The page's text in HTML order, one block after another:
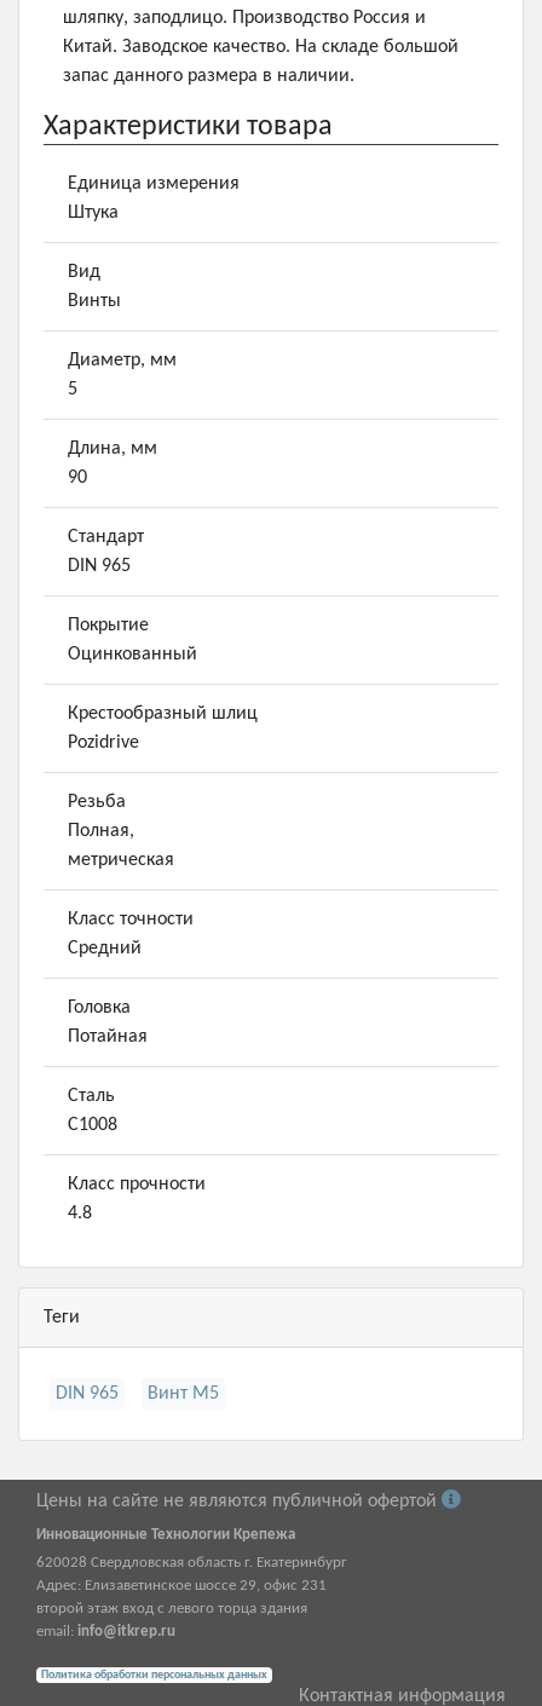
шляпку, заподлицо. Производство Россия и
Китай. Заводское качество. На складе большой
запас данного размера в наличии.
Характеристики товара
Единица измерения
Штука
Вид
Винты
Диаметр, мм
5
Длина, мм
90
Стандарт
DIN 965
Покрытие
Оцинкованный
Крестообразный шлиц
Pozidrive
Резьба
Полная,
метрическая
Класс точности
Средний
Головка
Потайная
Сталь
С1008
Класс прочности
4.8
Теги
DIN 965 Винт М5
Цены на сайте не являются публичной офертой
Инновационные Технологии Крепежа
620028 Свердловская область г. Екатеринбург
Адрес: Елизаветинское шоссе 29, офис 231
второй этаж вход с левого торца здания
email: info@itkrep.ru
Политика обработки персональных данных
Контактная информация